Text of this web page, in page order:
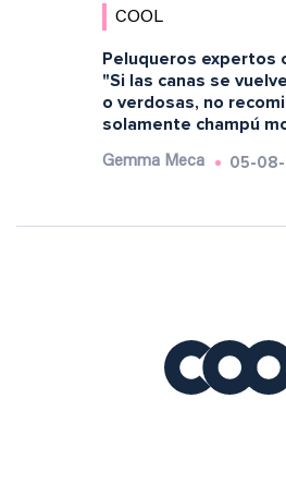
COOL
Peluqueros expertos
"Si las canas se
o verdosas, no
solamente champú
Gemma Meca 05-